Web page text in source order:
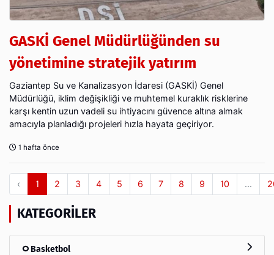
GASKİ Genel Müdürlüğünden su
yönetimine stratejik yatırım
Gaziantep Su ve Kanalizasyon İdaresi (GASKİ) Genel
Müdürlüğü, iklim değişikliği ve muhtemel kuraklık risklerine
karşı kentin uzun vadeli su ihtiyacını güvence altına almak
amacıyla planladığı projeleri hızla hayata geçiriyor.
1 hafta önce
‹ 1 2 3 4 5 6 7 8 9 10 ...
KATEGORILER
Basketbol